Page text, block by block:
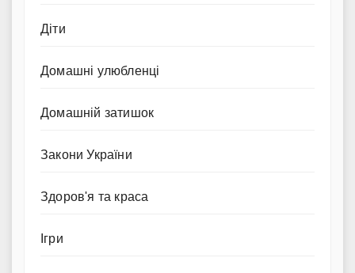
Діти
Домашні улюбленці
Домашній затишок
Закони України
Здоров'я та краса
Ігри